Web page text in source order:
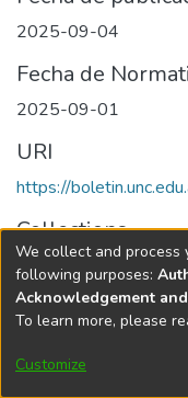
2025-09-04
Fecha de
2025-09-01
URI
https://
Collections
Edición 048/2025 del
We collect and process
following purposes:
Acknowledgement
To learn more, please
Customize